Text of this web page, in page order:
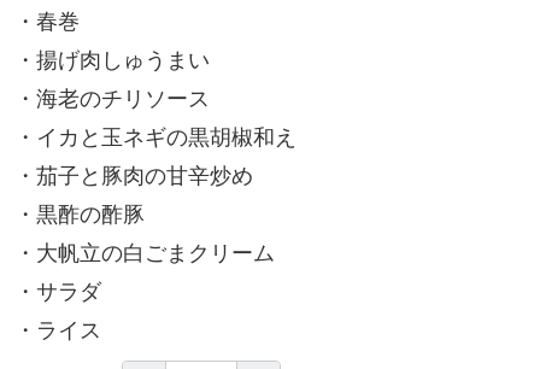
・春巻
・揚げ肉しゅうまい
・海老のチリソース
・イカと玉ネギの黒胡椒和え
・茄子と豚肉の甘辛炒め
・黒酢の酢豚
・大帆立の白ごまクリーム
・サラダ
・ライス